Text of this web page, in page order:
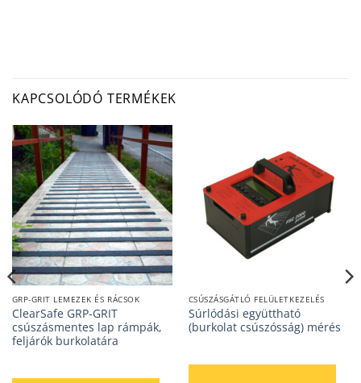
KAPCSOLÓDÓ TERMÉKEK
GRP-GRIT LEMEZEK ÉS RÁCSOK
ClearSafe GRP-GRIT
csúszásmentes lap rámpák,
feljárók burkolatára
CSÚSZÁSGÁTLÓ FELÜLETKEZELÉS
Súrlódási együttható
(burkolat csúszósság) mérés